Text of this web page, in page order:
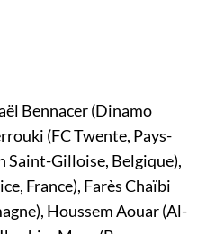
Bennacer (Dinamo
(FC Twente, Pays-
Saint-Gilloise, Belgique),
France), Farès Chaïbi
Houssem Aouar (Al-